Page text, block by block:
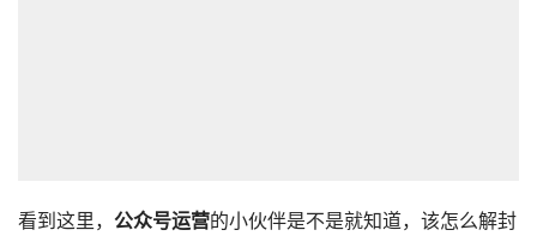
看到这里， 公众号运营的小伙伴是不是就知道，该怎么解封